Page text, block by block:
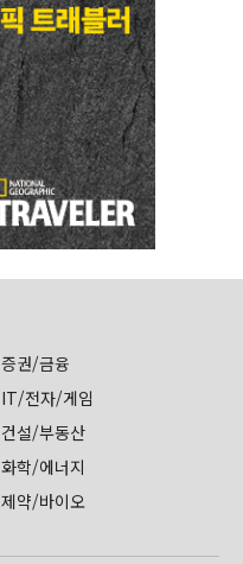
증권/금융
IT/전자/게임
건설/부동산
화학/에너지
제약/바이오